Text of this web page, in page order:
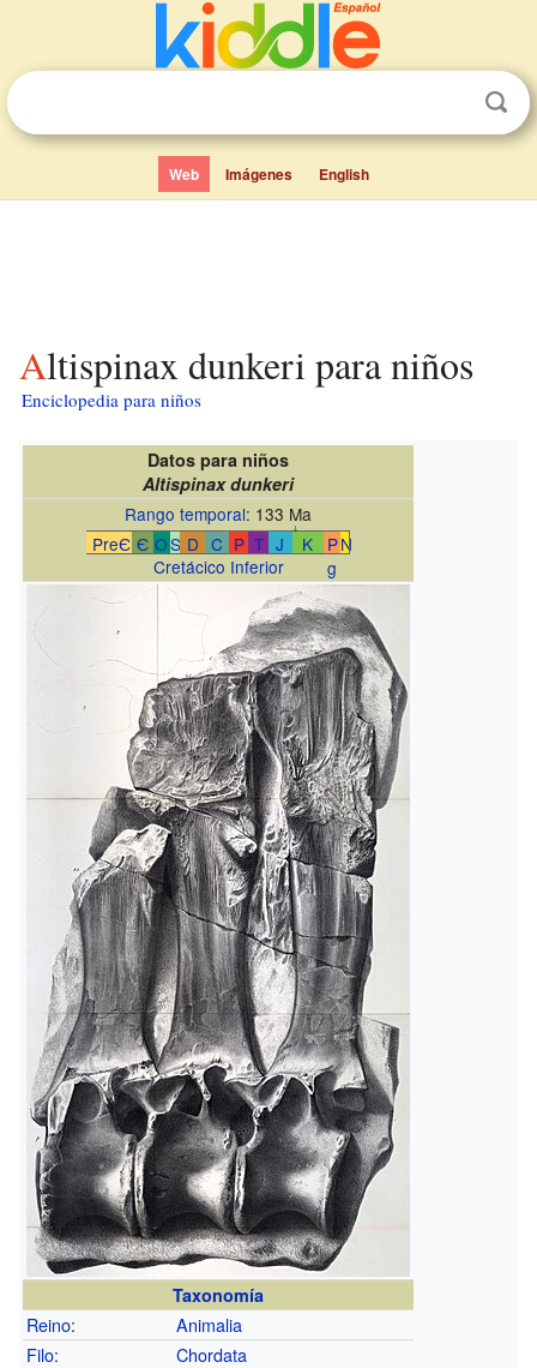
Web Imágenes English
Altispinax dunkeri para niños
Enciclopedia para niños
Datos para niños
Altispinax dunkeri
Rango temporal: 133 Ma
PreЄ Є OS D C P T J K
P
g
N
↓
Cretácico Inferior
Taxonomía
Reino:
Animalia
Filo:
Chordata